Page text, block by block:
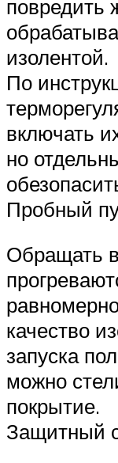
повредить
изолентой.
По
включать
но
Пробный
Обращать
качество
запуска
можно
покрытие.
Защитный